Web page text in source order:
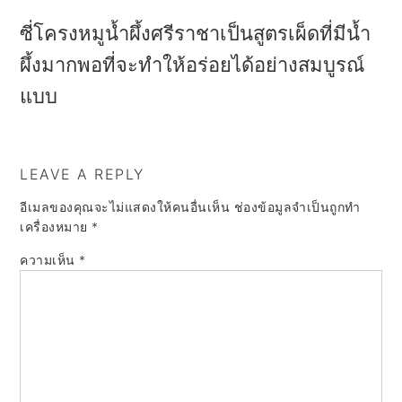
ซี่โครงหมูน้ำผึ้งศรีราชาเป็นสูตรเผ็ดที่มีน้ำ
ผึ้งมากพอที่จะทำให้อร่อยได้อย่างสมบูรณ์
แบบ
LEAVE A REPLY
อีเมลของคุณจะไม่แสดงให้คนอื่นเห็น ช่องข้อมูลจำเป็นถูกทำ
เครื่องหมาย *
ความเห็น *